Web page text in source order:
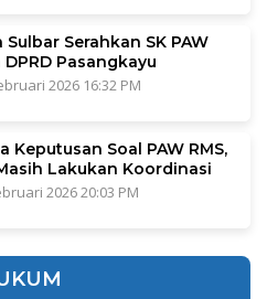
Sulbar Serahkan SK PAW
Pasangkayu
2026 16:32 PM
Keputusan Soal PAW RMS,
Lakukan Koordinasi
2026 20:03 PM